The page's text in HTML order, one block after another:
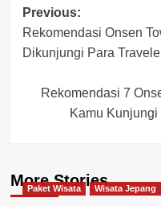
Post
navigation
Previous:
Rekomendasi Onsen
Dikunjungi Para
Rekomendasi 7
Kamu
More Stories
Paket Wisata Wisata Jepang